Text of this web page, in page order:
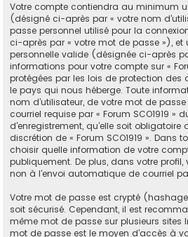
Votre compte contiendra au minimum
(désigné ci-après par « votre nom
passe personnel utilisé pour la
ci-après par « votre mot de passe »), et
personnelle valide (désignée ci-après
informations pour votre compte sur «
protégées par les lois de protection
le pays qui nous héberge. Toute
nom d’utilisateur, de votre mot de
courriel requise par « Forum SCO1919 »
d’enregistrement, qu’elle soit obligatoire
discrétion de « Forum SCO1919 ». Dans
choisir quelle information de votre
publiquement. De plus, dans votre profil,
non à l’envoi automatique de courriel
Votre mot de passe est crypté
soit sécurisé. Cependant, il est
même mot de passe sur plusieurs sites
mot de passe est le moyen d’accès à